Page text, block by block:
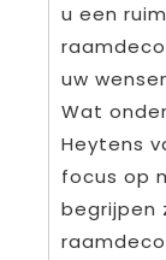
u een
uw
Wat
Heytens
focus op
begrijpen